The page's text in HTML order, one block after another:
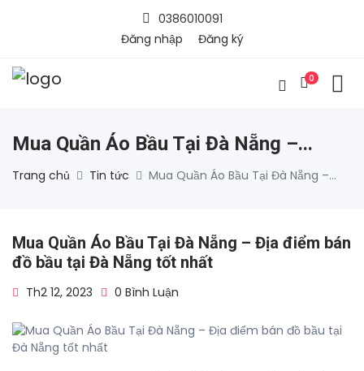
0386010091
Đăng nhập
Đăng ký
0
Mua Quần Áo Bầu Tại Đà Nẵng –...
Trang chủ Tin tức Mua Quần Áo Bầu Tại Đà Nẵng –...
Mua Quần Áo Bầu Tại Đà Nẵng – Địa điểm bán
đồ bầu tại Đà Nẵng tốt nhất
Th2 12, 2023 0 Bình Luận